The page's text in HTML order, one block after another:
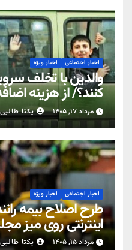
اخبار اجتماعی اخبار ویژه
والدین با تخلف
کنند؟/ از هزینه
مرداد ۱۷, ۱۴۰۵ یکتا طالبی
اخبار اجتماعی اخبار ویژه
طرح اصلاح بیمه
اینترنتی روی میز
مرداد ۱۵, ۱۴۰۵ یکتا طالبی